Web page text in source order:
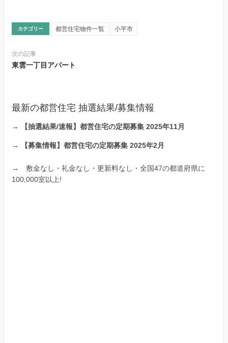
カテゴリー 都営住宅物件一覧 小平市
次の記事
東雲一丁目アパート
最新の都営住宅 抽選結果/募集情報
→ 【抽選結果/速報】都営住宅の定期募集 2025年11月
→ 【募集情報】都営住宅の定期募集 2025年2月
→ 敷金なし・礼金なし・更新料なし・全国47の都道府県に
100,000室以上!